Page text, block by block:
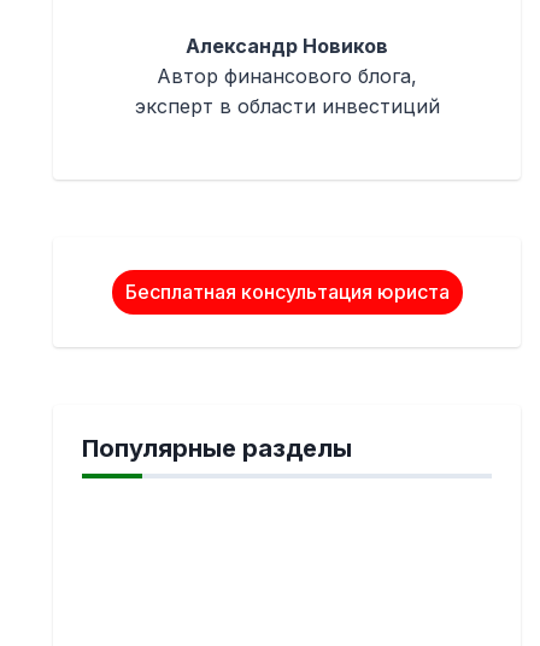
Александр Новиков
Автор финансового блога,
эксперт в области инвестиций
Бесплатная консультация юриста
Популярные разделы